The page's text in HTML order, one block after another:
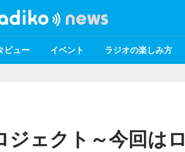
ビュー イベント ラジオの楽しみ方
ジェクト～今回はロ